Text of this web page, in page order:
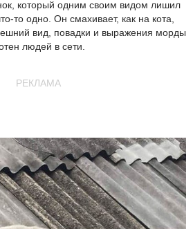
который одним своим видом лишил
то одно. Он смахивает, как на кота,
вид, повадки и выражения морды
людей в сети.
РЕКЛАМА